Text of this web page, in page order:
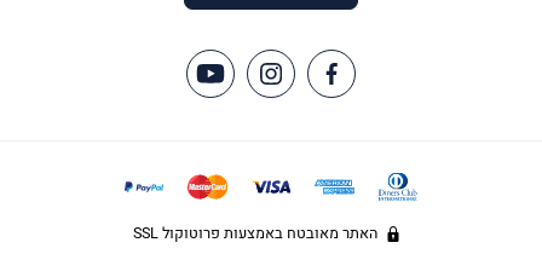
האתר מאובטח באמצעות פרוטוקול SSL